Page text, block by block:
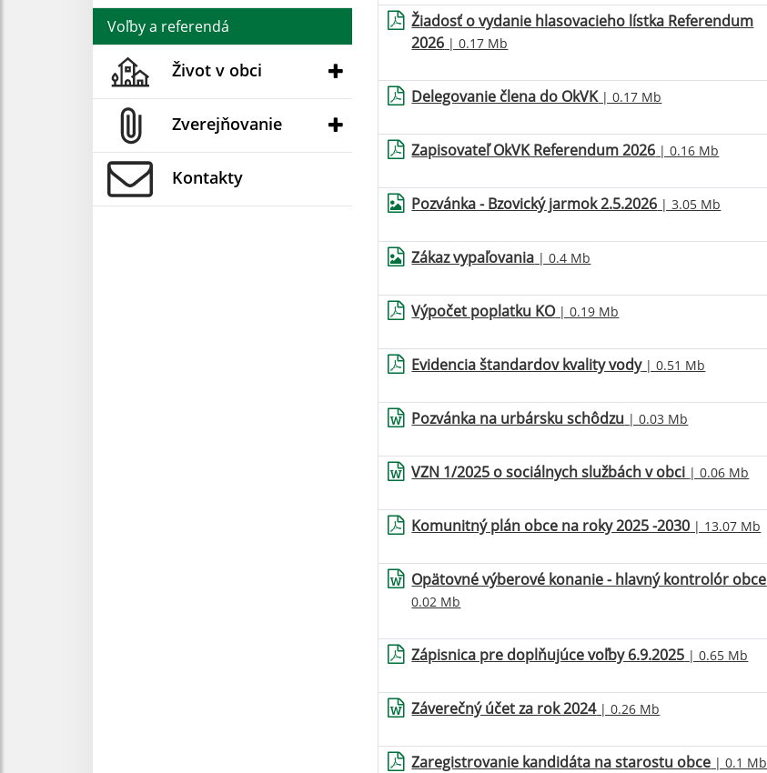
Voľby a referendá
Život v obci
Zverejňovanie
Kontakty
Žiadosť o vydanie hlasovacieho lístka Referendum
2026 | 0.17 Mb
Delegovanie člena do OkVK| 0.17 Mb
Zapisovateľ OkVK Referendum 2026 | 0.16 Mb
Pozvánka - Bzovický jarmok 2.5.2026 | 3.05 Mb
Zákaz vypaľovania | 0.4 Mb
Výpočet poplatku KO| 0.19 Mb
Evidencia štandardov kvality vody| 0.51 Mb
Pozvánka na urbársku schôdzu | 0.03 Mb
VZN 1/2025 o sociálnych službách v obci | 0.06 Mb
Komunitný plán obce na roky 2025 -2030 | 13.07 Mb
Opätovné výberové konanie - hlavný kontrolór obce
0.02 Mb
Zápisnica pre doplňujúce voľby 6.9.2025 | 0.65 Mb
Záverečný účet za rok 2024| 0.26 Mb
Zaregistrovanie kandidáta na starostu obce | 0.1 Mb